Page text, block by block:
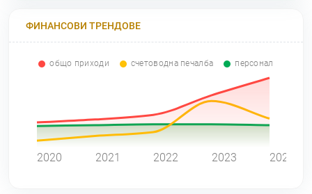
ФИНАНСОВИ ТРЕНДОВЕ
общо приходи счетоводна печалба персонал
2020 2021 2022 2023 2024